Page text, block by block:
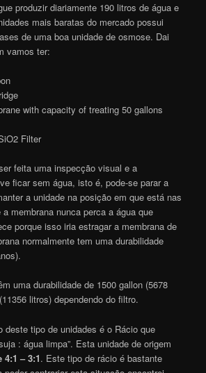
produzir diariamente 190 litros de água e
mais baratas do mercado possui
de uma boa unidade de osmose. Dai
vamos ter:
with capacity of treating 50 gallons
Filter
feita uma inspecção visual e a
ficar sem água, isto é, pode-se parar a
a unidade na posição em que está nas
membrana nunca perca a água que
porque isso iria estragar a membrana de
normalmente tem uma durabilidade
uma durabilidade de 1500 gallon (5678
litros) dependendo do filtro.
deste tipo de unidades é o Rácio que
: água limpa”. Esta unidade de origem
4:1 – 3:1. Este tipo de rácio é bastante